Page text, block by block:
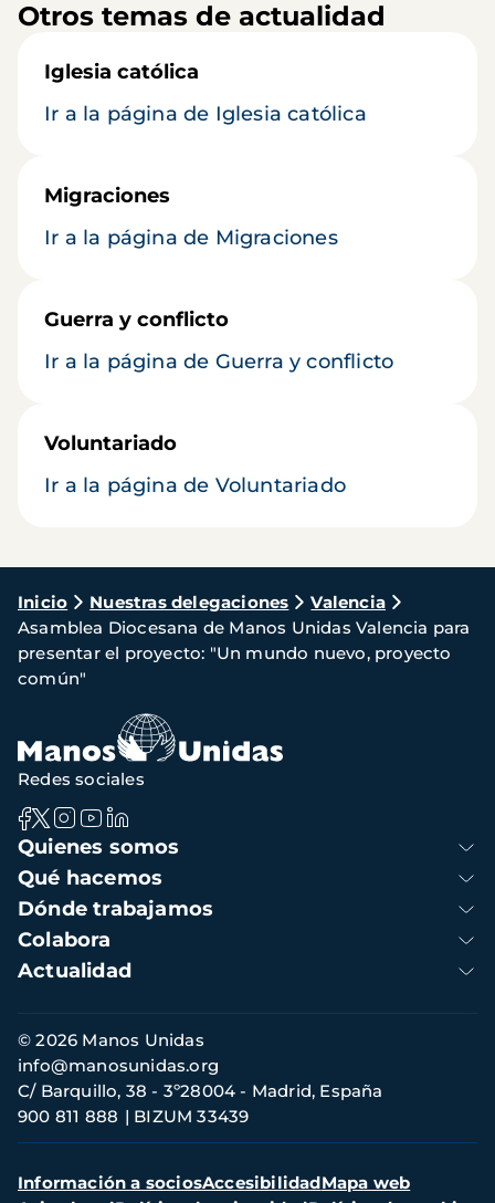
Otros temas de actualidad
Iglesia católica
Ir a la página de Iglesia católica
Migraciones
Ir a la página de Migraciones
Guerra y conflicto
Ir a la página de Guerra y conflicto
Voluntariado
Ir a la página de Voluntariado
Ruta
de
navegación
Inicio Nuestras delegaciones
Valencia
Asamblea Diocesana de Manos Unidas Valencia para
presentar el proyecto: "Un mundo nuevo, proyecto
común"
Navegación
principal
Quienes somos
Qué hacemos
Dónde trabajamos
Colabora
Actualidad
Redes sociales
Información
de
contacto
© 2026 Manos Unidas
C/ Barquillo, 38 - 3º28004 - Madrid, España
900 811 888
BIZUM 33439
info@manosunidas.org
Menú
Información a sociosAccesibilidadMapa web